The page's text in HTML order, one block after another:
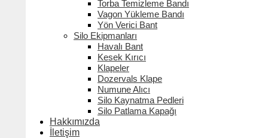
Torba Temizleme Bandı
Vagon Yükleme Bandı
Yön Verici Bant
Silo Ekipmanları
Havalı Bant
Kesek Kırıcı
Klapeler
Dozervals Klape
Numune Alıcı
Silo Kaynatma Pedleri
Silo Patlama Kapağı
Hakkımızda
İletişim